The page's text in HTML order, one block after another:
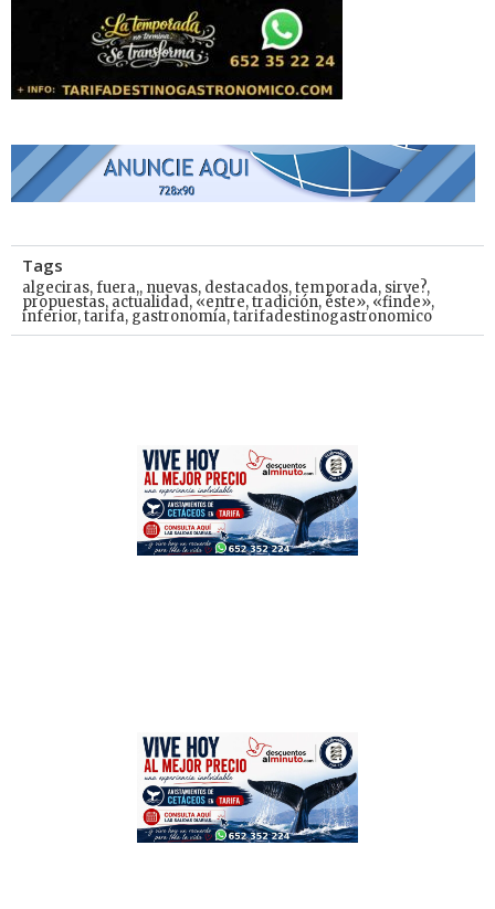
Tags
algeciras,fuera,, nuevas, destacados,temporada, sirve?,
propuestas, actualidad, «entre,tradición, éste», «finde»,
inferior,tarifa, gastronomía,tarifadestinogastronomico